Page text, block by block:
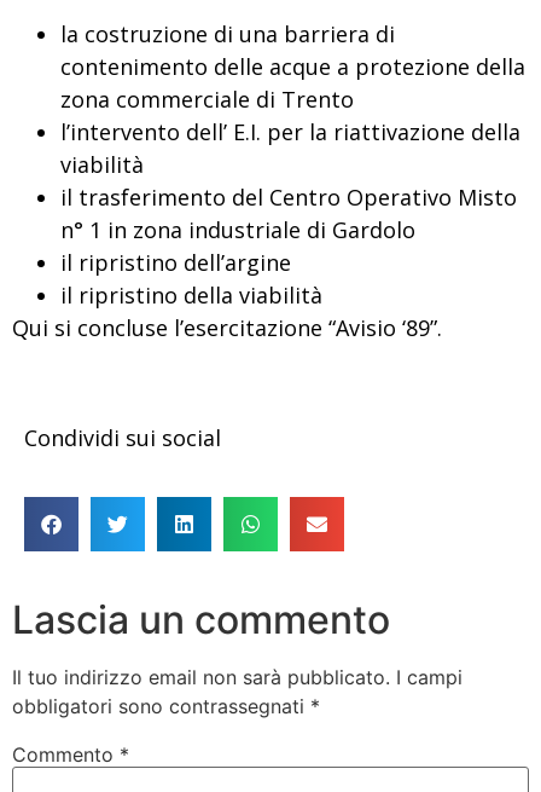
la costruzione di una barriera di
contenimento delle acque a protezione della
zona commerciale di Trento
l’intervento dell’ E.I. per la riattivazione della
viabilità
il trasferimento del Centro Operativo Misto
n° 1 in zona industriale di Gardolo
il ripristino dell’argine
il ripristino della viabilità
Qui si concluse l’esercitazione “Avisio ‘89”.
Condividi sui social
Lascia un commento
Il tuo indirizzo email non sarà pubblicato. I campi
obbligatori sono contrassegnati *
Commento *